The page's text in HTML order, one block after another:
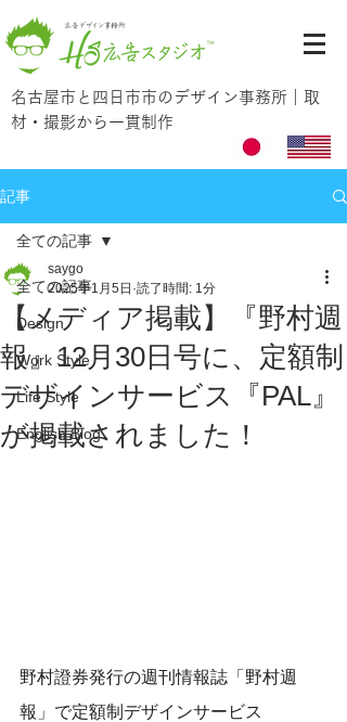
名古屋市と四日市市のデザイン事務所｜取
材・撮影から一貫制作
記事
全ての記事
Design
Work Style
Life Style
English Blog
全ての記事
【メディア掲載】『野村週
報』12月30日号に、定額制
デザインサービス『PAL』
が掲載されました！
saygo
2025年1月5日 読了時間: 1分
野村證券発行の週刊情報誌「野村週
報」で定額制デザインサービス